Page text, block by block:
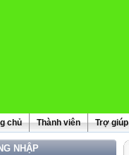
chủ Thành viên Trợ giúp
NHẬP